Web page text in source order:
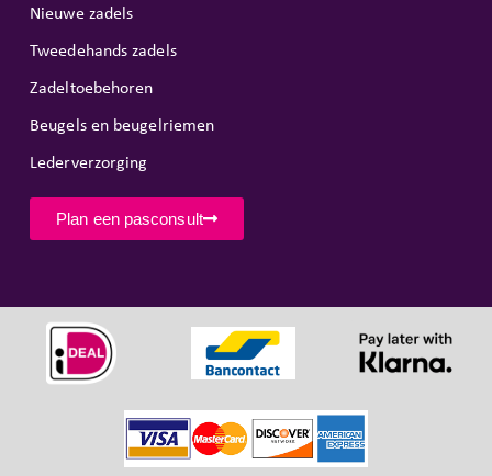
Nieuwe zadels
Tweedehands zadels
Zadeltoebehoren
Beugels en beugelriemen
Lederverzorging
Plan een pasconsult